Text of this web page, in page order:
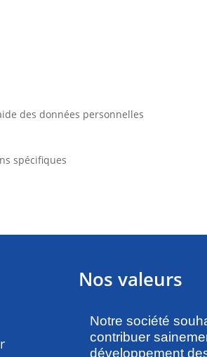
des données personnelles
spécifiques
Nos valeurs
Notre société
contribuer
développement